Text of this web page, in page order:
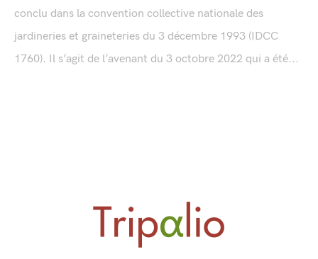
conclu dans la convention collective nationale des
jardineries et graineteries du 3 décembre 1993 (IDCC
1760). Il s’agit de l’avenant du 3 octobre 2022 qui a été...